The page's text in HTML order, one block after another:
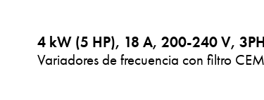
4 kW (5 HP), 18 A, 200-240 V, 3PH
Variadores de frecuencia con filtro